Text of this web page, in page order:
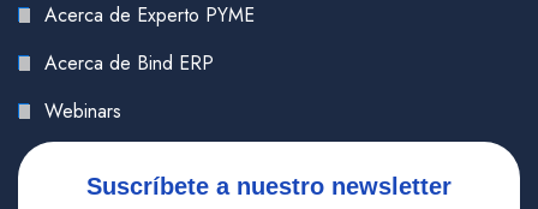
Acerca de Experto PYME
Acerca de Bind ERP
Webinars
Suscríbete a nuestro newsletter